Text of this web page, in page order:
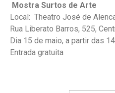
Mostra Surtos de Arte
Local: Theatro José de
Rua Liberato Barros, 525,
Dia 15 de maio, a partir das
Entrada gratuita